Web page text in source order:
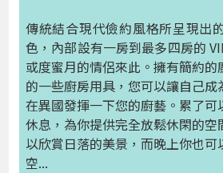
傳統結合現代儉約風格所呈現出
色，內部設有一房到最多四房的
或度蜜月的情侶來此。擁有簡約
的一些廚房用具，您可以讓自己成
在異國發揮一下您的廚藝。累了可
休息，為你提供完全放鬆休閑的空
以欣賞日落的美景，而晚上你也
空...